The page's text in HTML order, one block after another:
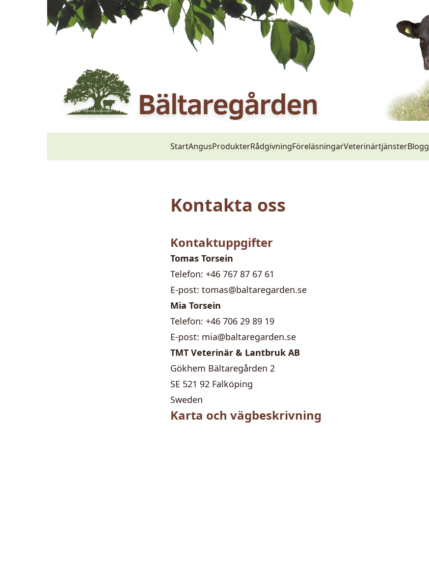
StartAngusProdukterRådgivningFöreläsningarVeterinärtjänsterBlogg
Kontakta oss
Kontaktuppgifter
Tomas Torsein
Telefon: +46 767 87 67 61
E-post: tomas@baltaregarden.se
Mia Torsein
Telefon: +46 706 29 89 19
E-post: mia@baltaregarden.se
TMT Veterinär & Lantbruk AB
Gökhem Bältaregården 2
SE 521 92 Falköping
Sweden
Karta och vägbeskrivning